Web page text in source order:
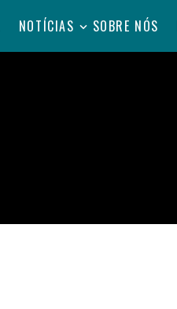
NOTÍCIAS SOBRE NÓS